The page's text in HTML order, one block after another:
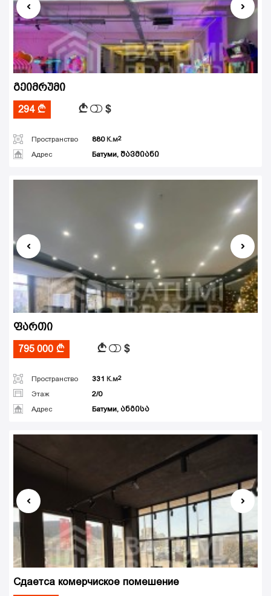
გეიმრუმი
294 A A $
Пространство 880 К.м
Адрес
Батуми, შავმიანი
ფართი
795 000 A A $
Пространство 331 К.м
Этаж
2/0
Адрес
Батуми, ანგისა
Сдаетса комерчиское помешение